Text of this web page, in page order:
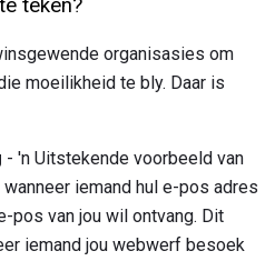
teken?
organisasies om
moeilikheid te bly. Daar is
- 'n Uitstekende voorbeeld van
iemand hul e-pos adres
pos van jou wil ontvang. Dit
iemand jou webwerf besoek